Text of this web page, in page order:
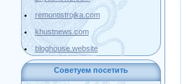
remontistrojka.com
khustnews.com
bloghouse.website
Советуем посетить